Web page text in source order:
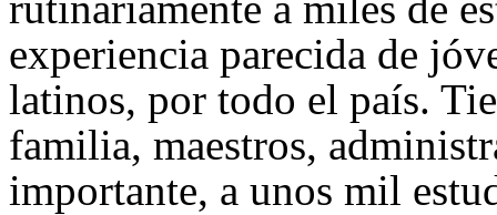
experiencia parecida de
latinos, por todo el país.
familia, maestros,
importante, a unos mil